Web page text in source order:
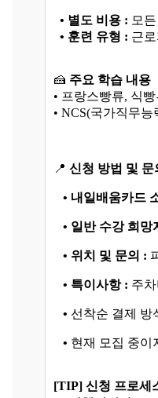
• 별도 비용 : 모
• 훈련 유형 : 근
🍰 주요 학습 내용
• 프랑스빵류, 식
• NCS(국가직무
📍 신청 방법 및 문
• 내일배움카드
• 일반 수강 희망
• 위치 및 문의 :
• 특이사항 : 주
• 선착순 결제 방
• 현재 모집 중이
[TIP] 신청 프로세